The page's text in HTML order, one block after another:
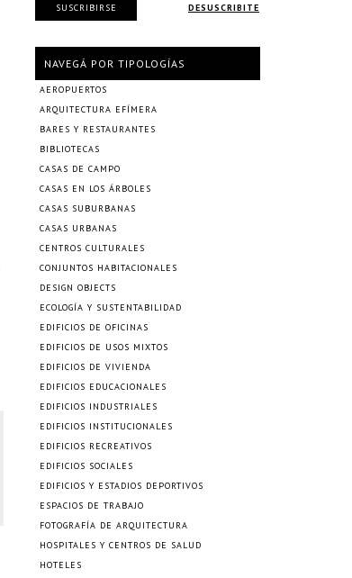
DESUSCRIBITE
SUSCRIBIRSE
NAVEGÁ POR TIPOLOGÍAS
AEROPUERTOS
ARQUITECTURA EFÍMERA
BARES Y RESTAURANTES
BIBLIOTECAS
CASAS DE CAMPO
CASAS EN LOS ÁRBOLES
CASAS SUBURBANAS
CASAS URBANAS
CENTROS CULTURALES
CONJUNTOS HABITACIONALES
DESIGN OBJECTS
ECOLOGÍA Y SUSTENTABILIDAD
EDIFICIOS DE OFICINAS
EDIFICIOS DE USOS MIXTOS
EDIFICIOS DE VIVIENDA
EDIFICIOS EDUCACIONALES
EDIFICIOS INDUSTRIALES
EDIFICIOS INSTITUCIONALES
EDIFICIOS RECREATIVOS
EDIFICIOS SOCIALES
EDIFICIOS Y ESTADIOS DEPORTIVOS
ESPACIOS DE TRABAJO
FOTOGRAFÍA DE ARQUITECTURA
HOSPITALES Y CENTROS DE SALUD
HOTELES